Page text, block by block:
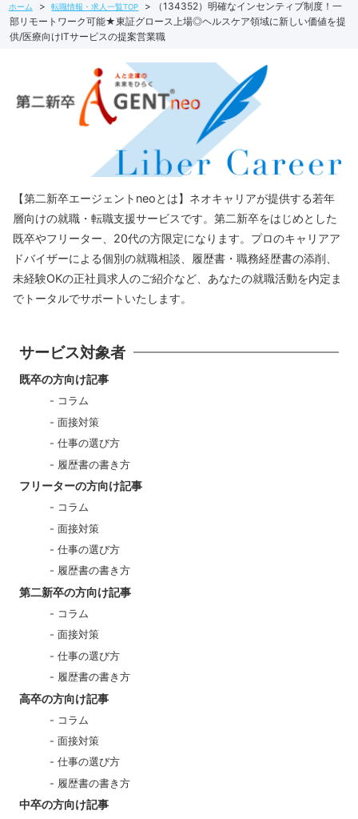
ホーム 転職情報・求人一覧TOP
（134352）明確なインセンティブ制度！一
部リモートワーク可能★東証グロース上場◎ヘルスケア領域に新しい価値を提
供/医療向けITサービスの提案営業職
【第二新卒エージェントneoとは】ネオキャリアが提供する若年
層向けの就職・転職支援サービスです。第二新卒をはじめとした
既卒やフリーター、20代の方限定になります。プロのキャリアア
ドバイザーによる個別の就職相談、履歴書・職務経歴書の添削、
未経験OKの正社員求人のご紹介など、あなたの就職活動を内定ま
でトータルでサポートいたします。
サービス対象者
既卒の方向け記事
コラム
面接対策
仕事の選び方
履歴書の書き方
フリーターの方向け記事
コラム
面接対策
仕事の選び方
履歴書の書き方
第二新卒の方向け記事
コラム
面接対策
仕事の選び方
履歴書の書き方
高卒の方向け記事
コラム
面接対策
仕事の選び方
履歴書の書き方
中卒の方向け記事